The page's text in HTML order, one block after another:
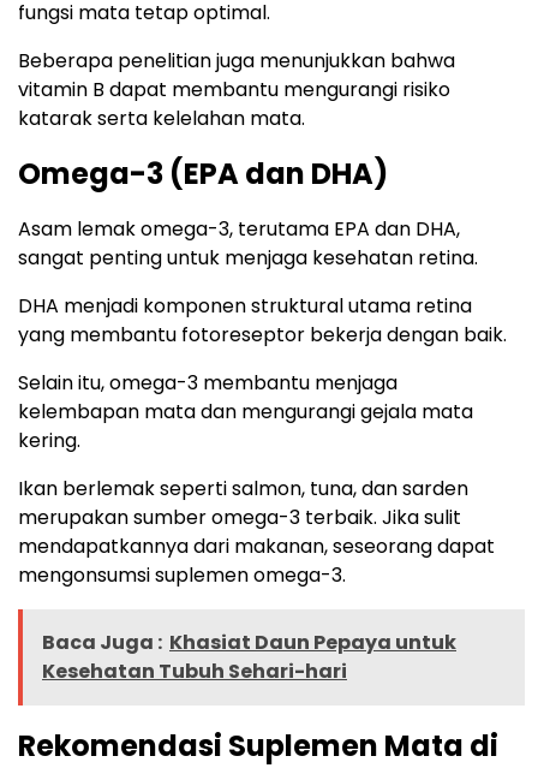
fungsi mata tetap optimal.
Beberapa penelitian juga menunjukkan bahwa
vitamin B dapat membantu mengurangi risiko
katarak serta kelelahan mata.
Omega-3 (EPA dan DHA)
Asam lemak omega-3, terutama EPA dan DHA,
sangat penting untuk menjaga kesehatan retina.
DHA menjadi komponen struktural utama retina
yang membantu fotoreseptor bekerja dengan baik.
Selain itu, omega-3 membantu menjaga
kelembapan mata dan mengurangi gejala mata
kering.
Ikan berlemak seperti salmon, tuna, dan sarden
merupakan sumber omega-3 terbaik. Jika sulit
mendapatkannya dari makanan, seseorang dapat
mengonsumsi suplemen omega-3.
Baca Juga : Khasiat Daun Pepaya untuk
Kesehatan Tubuh Sehari-hari
Rekomendasi Suplemen Mata di